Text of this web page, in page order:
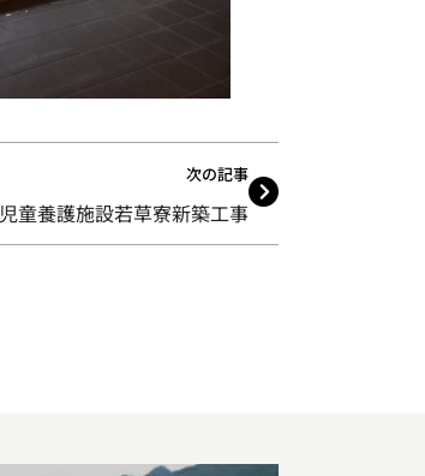
次の記事
児童養護施設若草寮新築工事